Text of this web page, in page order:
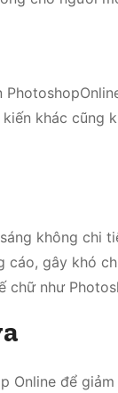
khác cũng
không chi
cáo, gây khó
chữ như
Online để